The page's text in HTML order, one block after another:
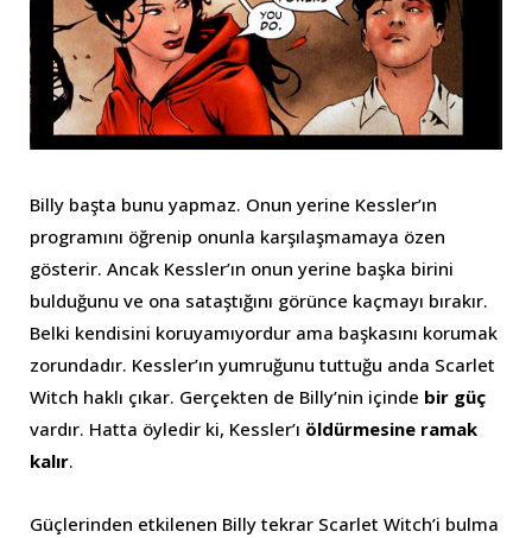
Billy başta bunu yapmaz. Onun yerine Kessler’ın
programını öğrenip onunla karşılaşmamaya özen
gösterir. Ancak Kessler’ın onun yerine başka birini
bulduğunu ve ona sataştığını görünce kaçmayı bırakır.
Belki kendisini koruyamıyordur ama başkasını korumak
zorundadır. Kessler’ın yumruğunu tuttuğu anda Scarlet
Witch haklı çıkar. Gerçekten de Billy’nin içinde bir güç
vardır. Hatta öyledir ki, Kessler’ı öldürmesine ramak
kalır.
Güçlerinden etkilenen Billy tekrar Scarlet Witch’i bulma